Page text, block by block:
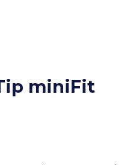
miniFit